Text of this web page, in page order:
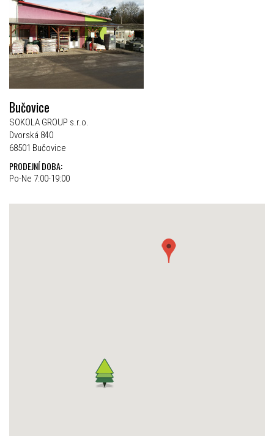
Bučovice
SOKOLA GROUP s.r.o.
Dvorská 840
68501 Bučovice
PRODEJNÍ DOBA:
Po-Ne 7:00-19:00